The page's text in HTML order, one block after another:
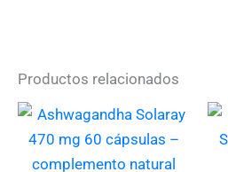
Productos relacionados